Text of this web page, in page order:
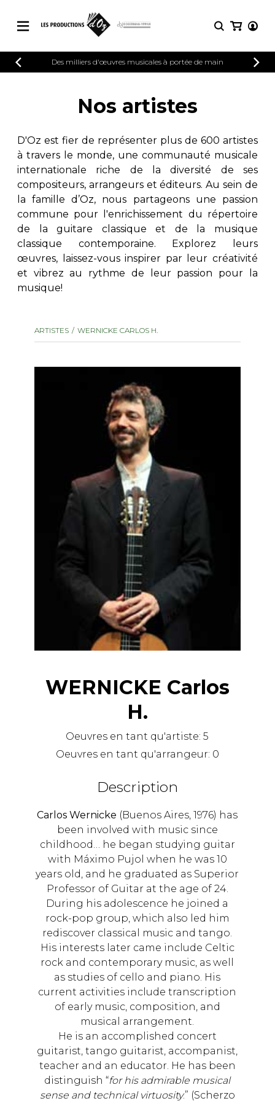
CATALOGUE
riche en œuvres originales et en
arrangements de qualité.
PARTITIONS POUR GUITARE
PARTITIONS POUR AUTRES
INSTRUMENTS
PARTITIONS POUR ENSEMBLES
CONNEXION
INSCRIPTION
Des milliers d'œuvres musicales à portée de main
riche en œuvres originales et en
arrangements de qualité.
2 guitares
3 guitares
4 guitares
5 guitares et plus
Ensemble de
Orchestre de guitares
Concerto pour
Guitare et un autre
Musique de chambre
Nos artistes
D'Oz est fier de représenter plus de 600 artistes
à travers le monde, une communauté musicale
internationale riche de la diversité de ses
compositeurs, arrangeurs et éditeurs. Au sein de
la famille d’Oz, nous partageons une passion
commune pour l'enrichissement du répertoire
de la guitare classique et de la musique
classique contemporaine. Explorez leurs
œuvres, laissez-vous inspirer par leur créativité
et vibrez au rythme de leur passion pour la
musique!
ARTISTES WERNICKE CARLOS H.
WERNICKE Carlos
H.
Oeuvres en tant qu'artiste:5
Oeuvres en tant qu'arrangeur: 0
Description
Carlos Wernicke (Buenos Aires, 1976) has
been involved with music since
childhood… he began studying guitar
with Máximo Pujol when he was 10
years old, and he graduated as Superior
Professor of Guitar at the age of 24.
During his adolescence he joined a
rock-pop group, which also led him
rediscover classical music and tango.
His interests later came include Celtic
rock and contemporary music, as well
as studies of cello and piano. His
current activities include transcription
of early music, composition, and
musical arrangement.
He is an accomplished concert
guitarist, tango guitarist, accompanist,
teacher and an educator. He has been
distinguish “for his admirable musical
sense and technical virtuosity.” (Scherzo